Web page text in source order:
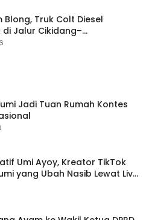
Blong, Truk Colt Diesel
Jalur Cikidang–
Jadi Tuan Rumah Kontes
Umi Ayoy, Kreator TikTok
yang Ubah Nasib Lewat Live